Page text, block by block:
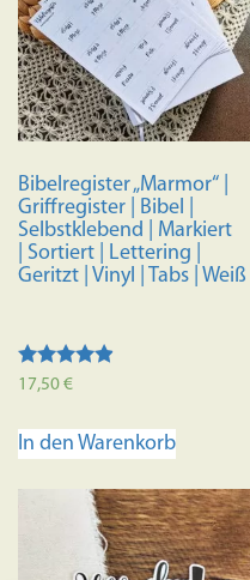
Die
auf
der
werden
Bibelregister „Marmor“ |
Griffregister | Bibel |
Selbstklebend | Markiert
| Sortiert | Lettering |
Geritzt | Vinyl | Tabs | Weiß
Bewertet
von 5
17,50€
In den Warenkorb